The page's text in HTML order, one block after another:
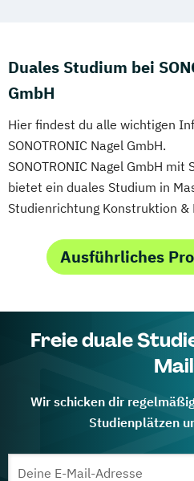
Duales Studium bei
GmbH
Hier findest du alle wichtigen
SONOTRONIC Nagel GmbH.
SONOTRONIC Nagel GmbH
bietet ein duales Studium in
Studienrichtung Konstruktion &
Ausführliches
Freie duale
Wir schicken dir
Studienplätzen